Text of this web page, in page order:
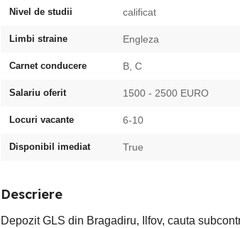
Nivel de studii calificat
Limbi straine Engleza
Carnet conducere B, C
Salariu oferit 1500 - 2500 EURO
Locuri vacante 6-10
Disponibil imediat True
Descriere
Depozit GLS din Bragadiru, Ilfov, cauta